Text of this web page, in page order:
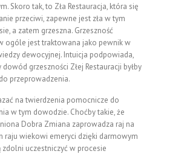
Skoro tak, to Zła Restauracja, która się
przeciwi, zapewne jest zła w tym
a zatem grzeszna. Grzeszność
ogóle jest traktowana jako pewnik w
dewocyjnej. Intuicja podpowiada,
grzeszności Złej Restauracji byłby
przeprowadzenia.
na twierdzenia pomocnicze do
w tym dowodzie. Choćby takie, że
Dobra Zmiana zaprowadza raj na
raju wiekowi emeryci dzięki darmowym
zdolni uczestniczyć w procesie